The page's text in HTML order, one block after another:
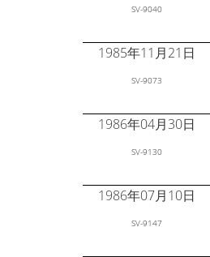
SV-9040
1985年11月21日
SV-9073
1986年04月30日
SV-9130
1986年07月10日
SV-9147